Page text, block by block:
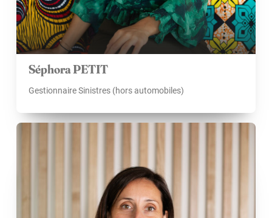
Séphora PETIT
Gestionnaire Sinistres (hors automobiles)